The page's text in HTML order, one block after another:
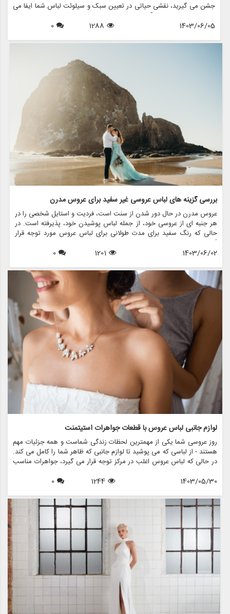
جشن می گیرید، نقشی حیاتی در تعیین سبک و سیلوئت لباس شما ایفا می
کند. چه در یک ساحل آفتاب زده، چه در باغی پر از شکوفه، یا در دیوارهای
زیبای یک سالن رقص بگویید «من می کنم»، لباس شما نه تنها باید سبک
این مقاله به بررسی نحوه انتخاب لباس عروس مناسب برای سالن های
1403/06/05
1288
0
بررسی گزینه های لباس عروسی غیر سفید برای عروس مدرن
عروس مدرن در حال دور شدن از سنت است، فردیت و استایل شخصی را در
هر جنبه ای از عروسی خود، از جمله لباس پوشیدن خود، پذیرفته است. در
حالی که رنگ سفید برای مدت طولانی برای لباس عروس مورد توجه قرار
گرفته است، عروس های بیشتری برای لباس عروسی غیر سفید انتخاب می
کنند که شخصیت منحصر به فرد آنها و جوهر داستان عشق آنها را منعکس
می کنیم، در مورد نحوه انتخاب استایل مناسب برای روز خاص خود بحث می
کنیم و نشان می دهیم که مزون چرخچی چگونه می تواند به شما در پیدا
کردن یا ایجاد لباس مناسب کمک کند.
1403/06/02
1201
0
لوازم جانبی لباس عروس با قطعات جواهرات استیتمنت
روز عروسی شما یکی از مهمترین لحظات زندگی شماست و همه جزئیات مهم
هستند - از لباسی که می پوشید تا لوازم جانبی که ظاهر شما را کامل می کند.
در حالی که لباس عروس اغلب در مرکز توجه قرار می گیرد، جواهرات مناسب
می تواند مجموعه شما را ارتقا دهد و استایل شما را منعکس کند. در این
مقاله، نحوه تزیین لباس عروسی خود را با جواهرات بیان می کنیم تا اطمینان
مزون چرخچی چگونه می تواند به شما در یافتن اکسسوری های عروس
مناسب برای تکمیل لباس شما کمک کند.
1403/05/30
1244
0